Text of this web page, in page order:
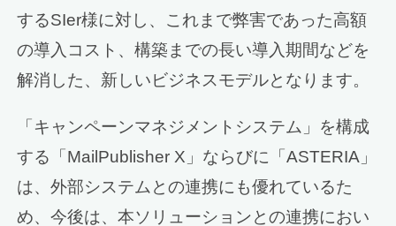
するSIer様に対し、これまで弊害であった高額
の導入コスト、構築までの長い導入期間などを
解消した、新しいビジネスモデルとなります。
「キャンペーンマネジメントシステム」を構成
する「MailPublisher X」ならびに「ASTERIA」
は、外部システムとの連携にも優れているた
め、今後は、本ソリューションとの連携におい